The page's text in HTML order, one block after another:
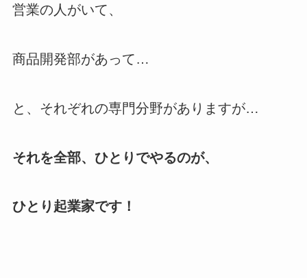
営業の人がいて、
商品開発部があって…
と、それぞれの専門分野がありますが…
それを全部、ひとりでやるのが、
ひとり起業家です！